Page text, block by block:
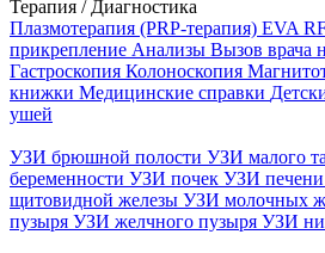
Терапия / Диагностика
Плазмотерапия (PRP-терапия) EVA
прикрепление Анализы Вызов врача
Гастроскопия Колоноскопия
книжки Медицинские справки
ушей
УЗИ брюшной полости УЗИ малого
беременности УЗИ почек УЗИ печени
щитовидной железы УЗИ молочных
пузыря УЗИ желчного пузыря УЗИ